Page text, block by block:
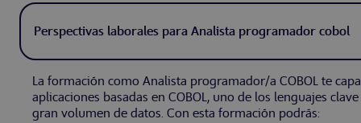
Perspectivas laborales para Analista programador cobol
La formación como Analista programador/a COBOL te
aplicaciones basadas en COBOL, uno de los lenguajes
gran volumen de datos. Con esta formación podrás: